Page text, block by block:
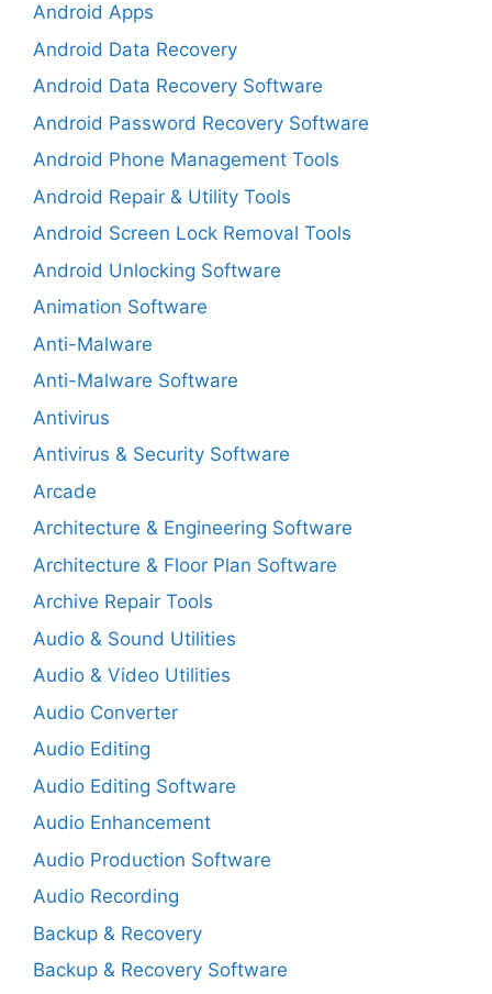
Android Apps
Android Data Recovery
Android Data Recovery Software
Android Password Recovery Software
Android Phone Management Tools
Android Repair & Utility Tools
Android Screen Lock Removal Tools
Android Unlocking Software
Animation Software
Anti-Malware
Anti-Malware Software
Antivirus
Antivirus & Security Software
Arcade
Architecture & Engineering Software
Architecture & Floor Plan Software
Archive Repair Tools
Audio & Sound Utilities
Audio & Video Utilities
Audio Converter
Audio Editing
Audio Editing Software
Audio Enhancement
Audio Production Software
Audio Recording
Backup & Recovery
Backup & Recovery Software